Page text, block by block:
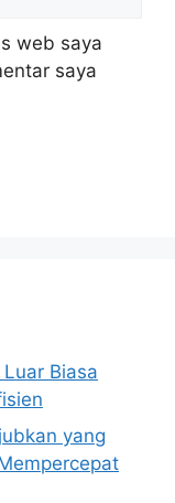
web saya
saya
Biasa
yang